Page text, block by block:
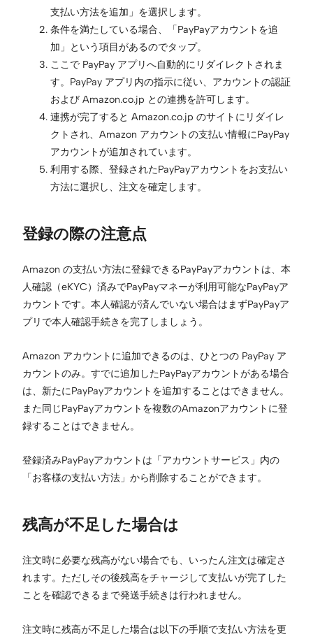
支払い方法を追加」を選択します。
条件を満たしている場合、「PayPayアカウントを追
加」という項目があるのでタップ。
ここで PayPay アプリへ自動的にリダイレクトされま
す。PayPay アプリ内の指示に従い、アカウントの認証
および Amazon.co.jp との連携を許可します。
連携が完了すると Amazon.co.jp のサイトにリダイレ
クトされ、Amazon アカウントの支払い情報にPayPay
アカウントが追加されています。
利用する際、登録されたPayPayアカウントをお支払い
方法に選択し、注文を確定します。
登録の際の注意点
Amazon の支払い方法に登録できるPayPayアカウントは、本
人確認（eKYC）済みでPayPayマネーが利用可能なPayPayア
カウントです。本人確認が済んでいない場合はまずPayPayア
プリで本人確認手続きを完了しましょう。
Amazon アカウントに追加できるのは、ひとつの PayPay ア
カウントのみ。すでに追加したPayPayアカウントがある場合
は、新たにPayPayアカウントを追加することはできません。
また同じPayPayアカウントを複数のAmazonアカウントに登
録することはできません。
登録済みPayPayアカウントは「アカウントサービス」内の
「お客様の支払い方法」から削除することができます。
残高が不足した場合は
注文時に必要な残高がない場合でも、いったん注文は確定さ
れます。ただしその後残高をチャージして支払いが完了した
ことを確認できるまで発送手続きは行われません。
注文時に残高が不足した場合は以下の手順で支払い方法を更